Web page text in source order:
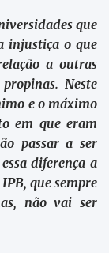
que
injustiça o que
a outras
Neste
e o máximo
em que eram
passar a ser
diferença a
que sempre
não vai ser